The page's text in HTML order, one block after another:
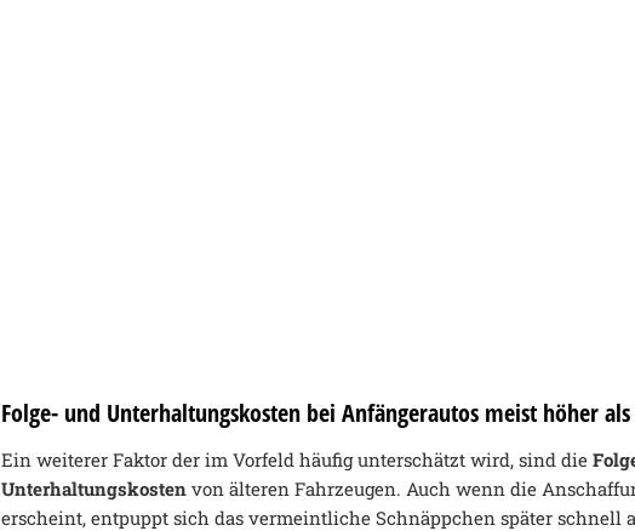
Folge- und Unterhaltungskosten bei Anfängerautos meist höher
Ein weiterer Faktor der im Vorfeld häufig unterschätzt wird, sind die
Unterhaltungskosten von älteren Fahrzeugen. Auch wenn die
erscheint, entpuppt sich das vermeintliche Schnäppchen später schnell